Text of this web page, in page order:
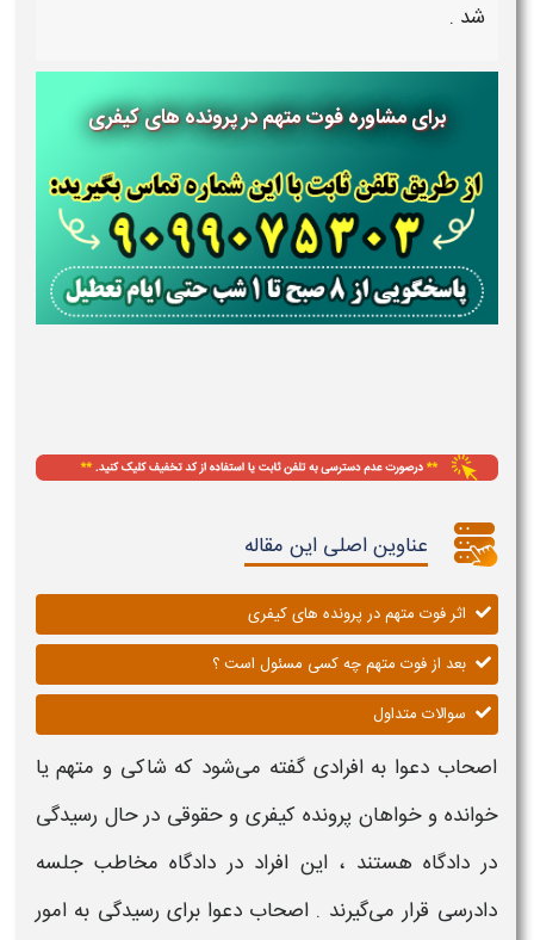
شد .
برای مشاوره فوت متهم در پرونده های کیفری
عناوین اصلی این مقاله
اثر فوت متهم در پرونده های کیفری
بعد از فوت متهم چه کسی مسئول است ؟
سوالات متداول
اصحاب دعوا به افرادی گفته می‌شود که شاکی و متهم یا
خوانده و خواهان پرونده کیفری و حقوقی در حال رسیدگی
در دادگاه هستند ، این افراد در دادگاه مخاطب جلسه
دادرسی قرار می‌گیرند . اصحاب دعوا برای رسیدگی به امور